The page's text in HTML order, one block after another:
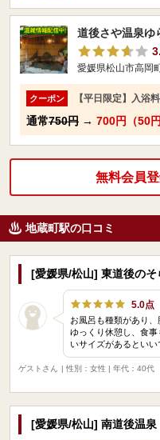
道後さや温泉ゆ
愛媛県松山市高岡
クーポン 【平日限定】入浴料
通常750円 → 700円（50
無料会員
地蔵町駅の口コミ
[愛媛県/松山] 東道後のそ
5.0点
お風呂も種類があり
ゆっくり休憩し、食
いサイズがあるとい
ゲストさん
| 性別：女性 | 年代：40代
[愛媛県/松山] 南道後温泉